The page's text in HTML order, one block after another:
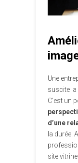
Une
suscite la
C’est un
d’une
la durée.
site